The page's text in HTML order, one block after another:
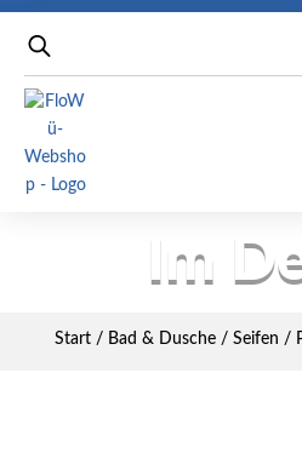
Im
Start/ Bad & Dusche/ Seifen /